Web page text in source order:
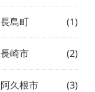
長島町 (1)
長崎市 (2)
阿久根市 (3)